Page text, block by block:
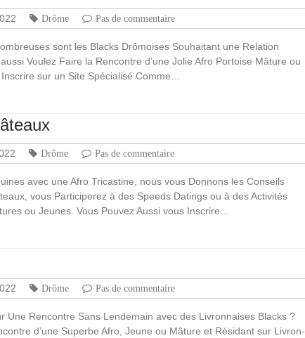
Drôme Pas de commentaire
sont les Blacks Drômoises Souhaitant une Relation
Voulez Faire la Rencontre d’une Jolie Afro Portoise Mâture ou
sur un Site Spécialisé Comme…
Drôme Pas de commentaire
avec une Afro Tricastine, nous vous Donnons les Conseils
vous Participerez à des Speeds Datings ou à des Activités
ou Jeunes. Vous Pouvez Aussi vous Inscrire…
Drôme Pas de commentaire
Une Rencontre Sans Lendemain avec des Livronnaises Blacks ?
d’une Superbe Afro, Jeune ou Mâture et Résidant sur Livron-